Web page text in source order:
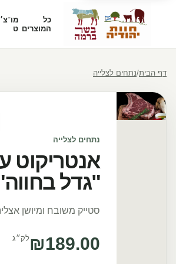
כל
המוצרים ט
דף הבית/נתחים לצלייה
נתחים לצלייה
אנטריקוט
"גדל
סטייק משובח ומיושן
₪189.00 לק״ג